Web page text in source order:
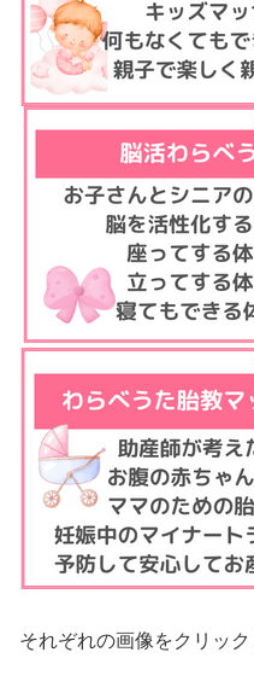
それぞれの画像をクリッ